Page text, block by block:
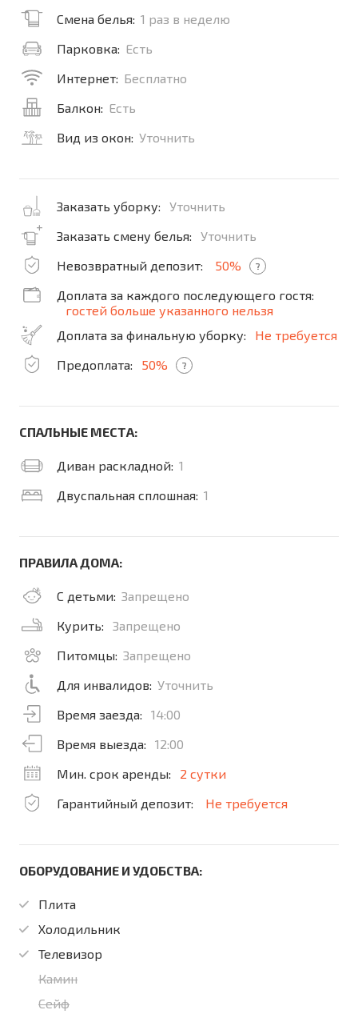
Смена белья: 1 раз в неделю
Парковка: Есть
Интернет: Бесплатно
Балкон: Есть
Вид из окон: Уточнить
Заказать уборку:
Уточнить
Заказать смену белья:
Уточнить
Невозвратный депозит:
50% ?
Доплата за каждого последующего гостя:
гостей больше указанного нельзя
Доплата за финальную уборку:
Не требуется
Предоплата:
50% ?
СПАЛЬНЫЕ МЕСТА:
Диван раскладной: 1
Двуспальная сплошная: 1
ПРАВИЛА ДОМА:
С детьми: Запрещено
Курить:
Запрещено
Питомцы: Запрещено
Для инвалидов: Уточнить
Время заезда:
14:00
Время выезда:
12:00
Мин. срок аренды:
2 сутки
Гарантийный депозит:
Не требуется
ОБОРУДОВАНИЕ И УДОБСТВА:
Плита
Холодильник
Телевизор
Камин
Сейф